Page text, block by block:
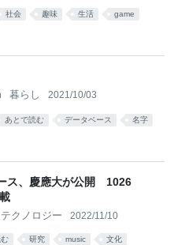
社会 趣味 生活 game
暮らし 2021/10/03
あとで読む データベース 名字
ス、慶應大が公開 1026
テクノロジー 2022/11/10
研究 music 文化